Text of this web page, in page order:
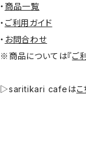
・ 商品一覧
・ ご利用ガイド
・ お問合わせ
※商品については『ご
▷saritikari cafeはこ